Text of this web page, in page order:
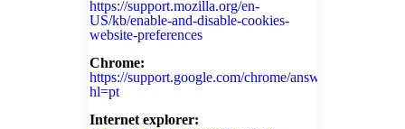
https://support.mozilla.org/en-
US/kb/enable-and-disable-cookies-
website-preferences
Chrome:
https://support.google.com/chrome/answer/95647?
hl=pt
Internet explorer: